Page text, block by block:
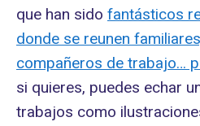
que han sido fantásticos
donde se reunen
compañeros de trabajo…
si quieres, puedes echar
trabajos como